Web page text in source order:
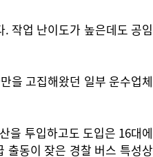
작업 난이도가 높은데도 공임
을 고집해왔던 일부 운수업체
을 투입하고도 도입은 16대에
출동이 잦은 경찰 버스 특성상